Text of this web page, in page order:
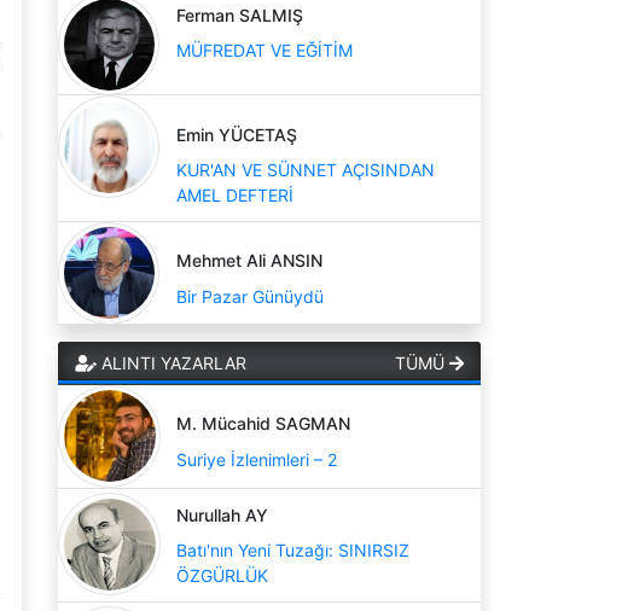
Ferman SALMIŞ
MÜFREDAT VE EĞİTİM
Emin YÜCETAŞ
KUR'AN VE SÜNNET AÇISINDAN
AMEL DEFTERİ
Mehmet Ali ANSIN
Bir Pazar Günüydü
ALINTI YAZARLAR TÜMÜ
M. Mücahid SAGMAN
Suriye İzlenimleri – 2
Nurullah AY
Batı'nın Yeni Tuzağı: SINIRSIZ
ÖZGÜRLÜK